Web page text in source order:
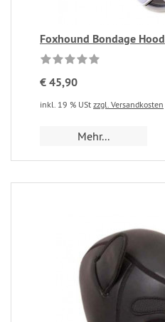
Foxhound Bondage Hood
€ 45,90
inkl. 19 % USt zzgl. Versandkosten
Mehr...